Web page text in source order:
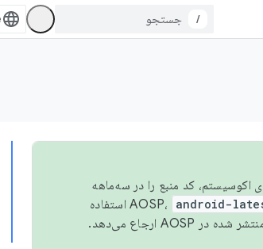
/
اکوسیستم، کد منبع را در سه‌ماهه
android-
استفاده
همیشه به جدیدترین نسخه منتشر شده در AOSP ارجاع می‌دهد.